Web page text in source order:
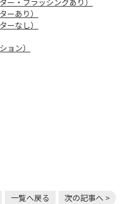
ーあり）
ーなし）
ョン）
一覧へ戻る 次の記事へ >